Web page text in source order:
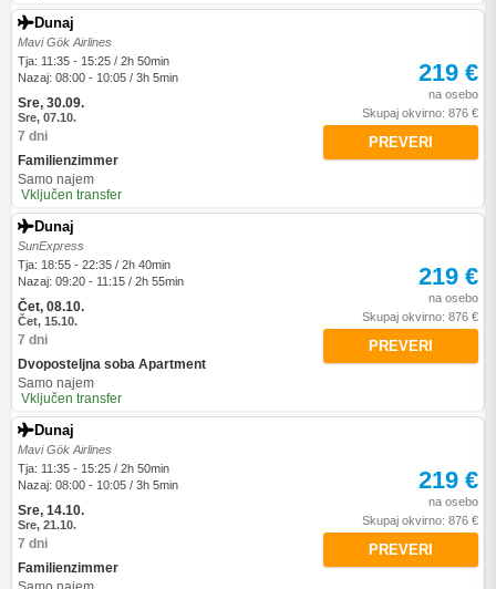
Dunaj
Mavi Gök Airlines
Tja: 11:35 - 15:25 / 2h 50min
Nazaj: 08:00 - 10:05 / 3h 5min
Sre, 30.09.
Sre, 07.10.
7 dni
Familienzimmer
Samo najem
Vključen transfer
219 €
na osebo
Skupaj okvirno: 876 €
PREVERI
Dunaj
SunExpress
Tja: 18:55 - 22:35 / 2h 40min
Nazaj: 09:20 - 11:15 / 2h 55min
Čet, 08.10.
Čet, 15.10.
7 dni
Dvoposteljna soba Apartment
Samo najem
Vključen transfer
219 €
na osebo
Skupaj okvirno: 876 €
PREVERI
Dunaj
Mavi Gök Airlines
Tja: 11:35 - 15:25 / 2h 50min
Nazaj: 08:00 - 10:05 / 3h 5min
Sre, 14.10.
Sre, 21.10.
7 dni
Familienzimmer
219 €
na osebo
Skupaj okvirno: 876 €
PREVERI